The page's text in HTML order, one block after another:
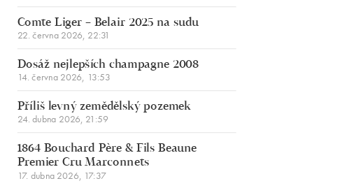
Comte Liger – Belair 2025 na sudu
22. června 2026, 22:31
Dosáž nejlepších champagne 2008
14. června 2026, 13:53
Příliš levný zemědělský pozemek
24. dubna 2026, 21:59
1864 Bouchard Père & Fils Beaune
Premier Cru Marconnets
17. dubna 2026, 17:37